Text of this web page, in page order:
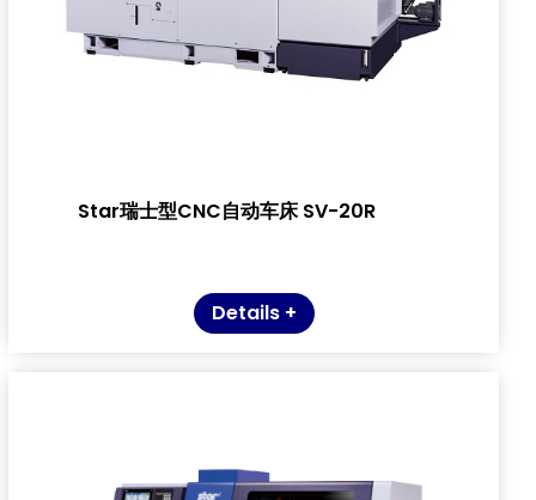
Star瑞士型CNC自动车床 SV-20R
Details +